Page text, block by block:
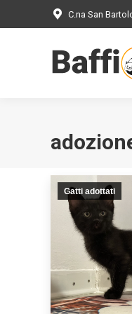
C.na San
Gatti adottati